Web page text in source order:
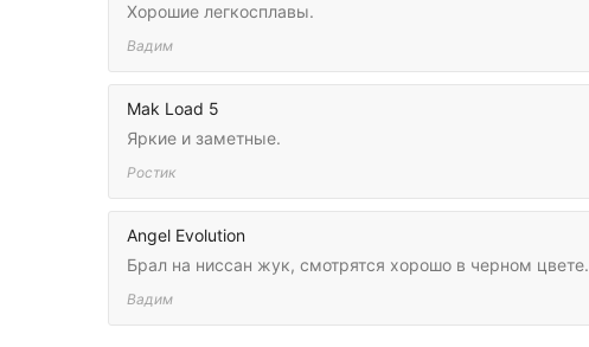
Хорошие легкосплавы.
Вадим
Mak Load 5
Яркие и заметные.
Ростик
Angel Evolution
Брал на ниссан жук, смотрятся хорошо в черном цвете.
Вадим